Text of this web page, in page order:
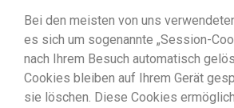
Bei den meisten von uns
es sich um sogenannte „Session-
nach Ihrem Besuch automatisch
Cookies bleiben auf Ihrem Gerät
sie löschen. Diese Cookies